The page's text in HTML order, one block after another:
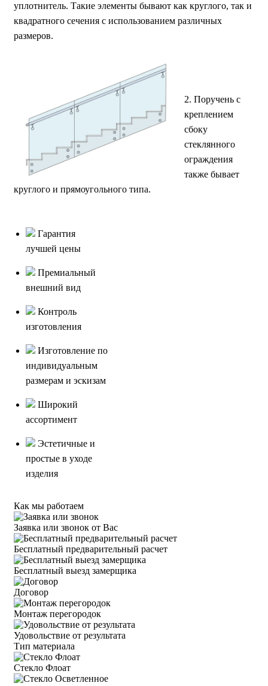
уплотнитель. Такие элементы бывают как круглого, так и
квадратного сечения с использованием различных
размеров.
2. Поручень с
креплением
сбоку
стеклянного
ограждения
также бывает
круглого и прямоугольного типа.
Гарантия
лучшей цены
Премиальный
внешний вид
Контроль
изготовления
Изготовление по
индивидуальным
размерам и эскизам
Широкий
ассортимент
Эстетичные и
простые в уходе
изделия
Как мы работаем
Заявка или звонок от Вас
Бесплатный предварительный расчет
Бесплатный выезд замерщика
Договор
Монтаж перегородок
Удовольствие от результата
Тип материала
Стекло Флоат